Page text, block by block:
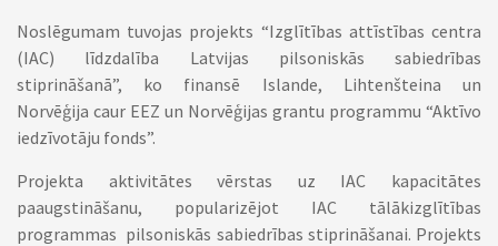
Noslēgumam tuvojas projekts “Izglītības attīstības centra
(IAC) līdzdalība Latvijas pilsoniskās sabiedrības
stiprināšanā”, ko finansē Islande, Lihtenšteina un
Norvēģija caur EEZ un Norvēģijas grantu programmu “Aktīvo
iedzīvotāju fonds”.
Projekta aktivitātes vērstas uz IAC kapacitātes
paaugstināšanu, popularizējot IAC tālākizglītības
programmas pilsoniskās sabiedrības stiprināšanai. Projekts